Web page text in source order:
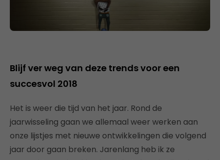
Blijf ver weg van deze trends voor een
succesvol 2018
Het is weer die tijd van het jaar. Rond de
jaarwisseling gaan we allemaal weer werken aan
onze lijstjes met nieuwe ontwikkelingen die volgend
jaar door gaan breken. Jarenlang heb ik ze